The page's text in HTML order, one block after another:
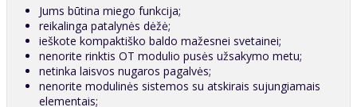
Jums būtina miego funkcija;
reikalinga patalynės dėžė;
ieškote kompaktiško baldo mažesnei svetainei;
nenorite rinktis OT modulio pusės užsakymo metu;
netinka laisvos nugaros pagalvės;
nenorite modulinės sistemos su atskirais sujungiamais
elementais;